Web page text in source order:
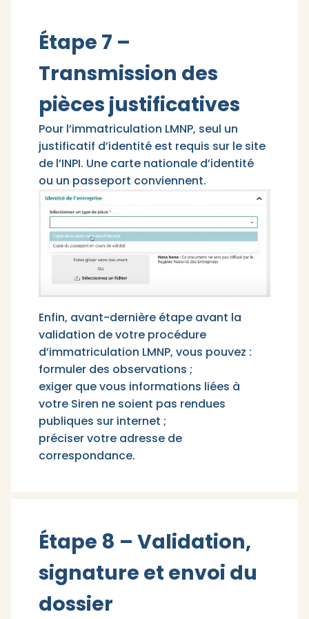
Étape 7 –
Transmission des
pièces justificatives
Pour l’immatriculation LMNP, seul un
justificatif d’identité est requis sur le site
de l’INPI. Une carte nationale d’identité
ou un passeport conviennent.
Enfin, avant-dernière étape avant la
validation de votre procédure
d’immatriculation LMNP, vous pouvez :
formuler des observations ;
exiger que vous informations liées à
votre Siren ne soient pas rendues
publiques sur internet ;
préciser votre adresse de
correspondance.
Étape 8 – Validation,
signature et envoi du
dossier